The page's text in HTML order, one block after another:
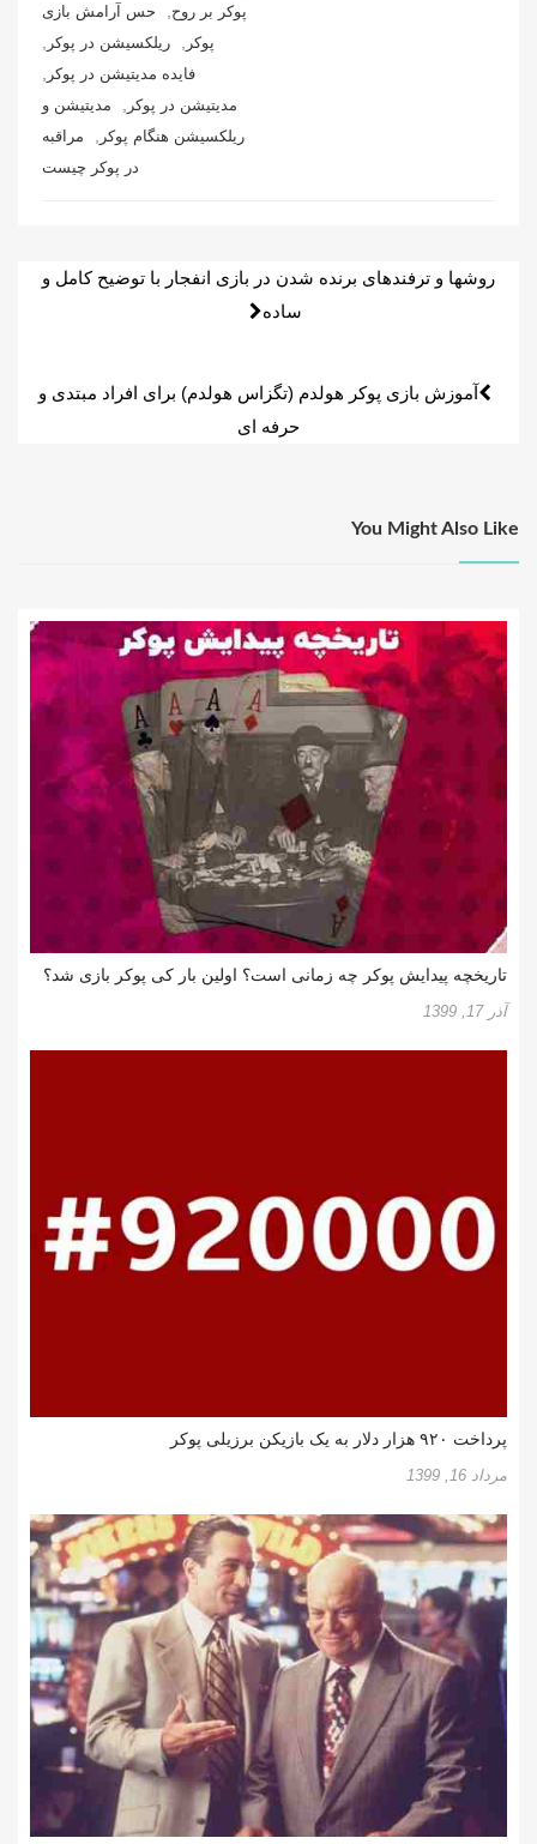
پوکر بر روح,
حس آرامش بازی
پوکر , ریلکسیشن در پوکر ,
فایده مدیتیشن در پوکر ,
مدیتیشن در پوکر ,
مدیتیشن و
ریلکسیشن هنگام پوکر ,
مراقبه
در پوکر چیست
راهبری
روشها و ترفندهای برنده شدن در بازی انفجار با توضیح کامل و
ساده
آموزش بازی پوکر هولدم (تگزاس هولدم) برای افراد مبتدی و
حرفه ای
You Might Also Like
تاریخچه پیدایش پوکر چه زمانی است؟ اولین بار کی پوکر بازی شد؟
آذر 17, 1399
پرداخت ۹۲۰ هزار دلار به یک بازیکن برزیلی پوکر
مرداد 16, 1399